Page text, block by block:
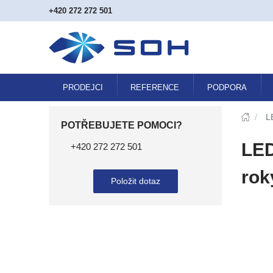
+420 272 272 501
PRODEJCI REFERENCE PODPORA
/
POTŘEBUJETE POMOCI?
+420 272 272 501
Položit dotaz